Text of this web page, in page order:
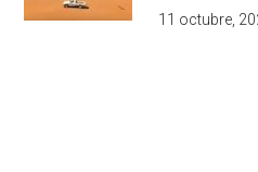
11 octubre,